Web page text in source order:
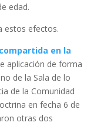
edad.
estos efectos.
en la
aplicación de forma
de la Sala de lo
de la Comunidad
en fecha 6 de
otras dos